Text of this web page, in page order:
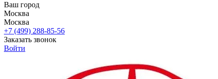
Ваш город
Москва
Москва
+7 (499) 288-85-56
Заказать звонок
Войти